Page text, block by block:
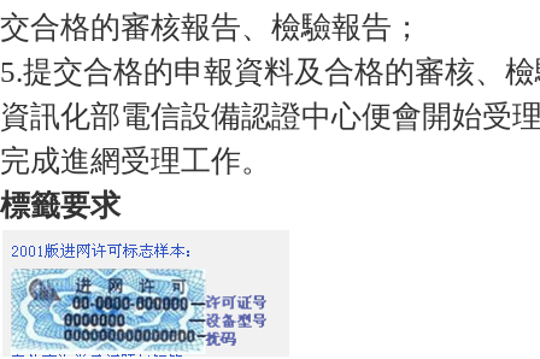
交合格的審核報告、檢驗報告；
5.提交合格的申報資料及合格的審核、
資訊化部電信設備認證中心便會開始受
完成進網受理工作。
標籤要求